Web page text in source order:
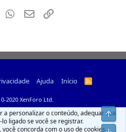
PinterestWhatsapp
Email
Ajuda Início
R
2020 XenForo Ltd.
a personalizar o conteúdo, adequar sua
ligado se você se registrar.
concorda com o uso de cookies.
Top